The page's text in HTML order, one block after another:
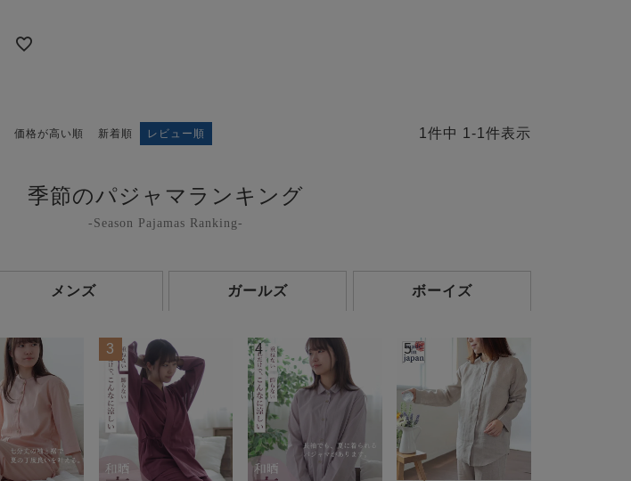
価格が高い順 新着順 レビュー順 1 件中 1 -1 件表示
季節のパジャマランキング
-Season Pajamas Ranking-
メンズ ガールズ ボーイズ
3 4 5